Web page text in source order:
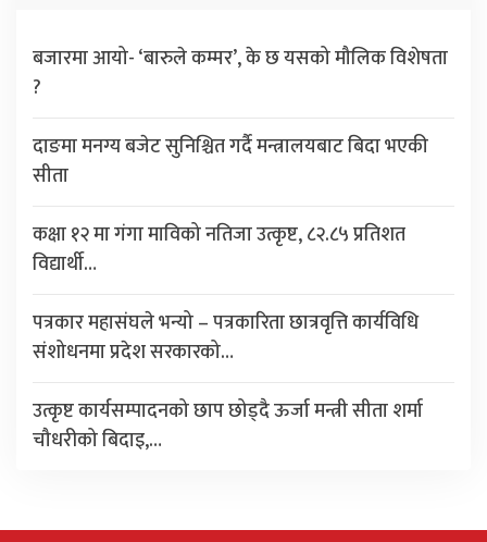
बजारमा आयो- ‘बारुले कम्मर’, के छ यसको मौलिक विशेषता
?
दाङमा मनग्य बजेट सुनिश्चित गर्दै मन्त्रालयबाट बिदा भएकी
सीता
कक्षा १२ मा गंगा माविको नतिजा उत्कृष्ट, ८२.८५ प्रतिशत
विद्यार्थी…
पत्रकार महासंघले भन्यो – पत्रकारिता छात्रवृत्ति कार्यविधि
संशोधनमा प्रदेश सरकारको…
उत्कृष्ट कार्यसम्पादनको छाप छोड्दै ऊर्जा मन्त्री सीता शर्मा
चौधरीको बिदाइ,…